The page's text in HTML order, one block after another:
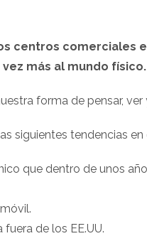
centros comerciales
más al mundo físico.
forma de pensar, ver
siguientes tendencias en
que dentro de unos
de los EE.UU.